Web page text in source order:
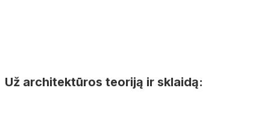
Už architektūros teoriją ir sklaidą: